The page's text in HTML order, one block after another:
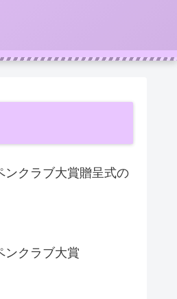
ンクラブ大賞贈呈式の
ンクラブ大賞